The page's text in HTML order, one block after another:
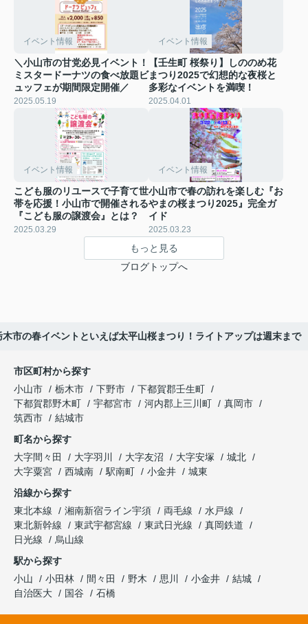
イベント情報
＼小山市の甘党必見イベント！
ミスタードーナツの食べ放題ビ
ュッフェが期間限定開催／
2025.05.19
イベント情報
【壬生町 桜祭り】しののめ花
まつり2025で幻想的な夜桜と
多彩なイベントを満喫！
2025.04.01
イベント情報
こども服のリユースで子育て世
帯を応援！小山市で開催される
『こども服の譲渡会』とは？
2025.03.29
イベント情報
小山市で春の訪れを楽しむ『お
やまの桜まつり2025』完全ガ
イド
2025.03.23
もっと見る
ブログトップへ
木市の春イベントといえば太平山桜まつり！ライトアップは週末まで
市区町村から探す
小山市
栃木市 下野市
下都賀郡壬生町
下都賀郡野木町
宇都宮市 河内郡上三川町
真岡市
筑西市
結城市
町名から探す
大字間々田
大字羽川 大字友沼 大字安塚
城北
大字粟宮
西城南 駅南町 小金井
城東
沿線から探す
東北本線
湘南新宿ライン宇須 両毛線
水戸線
東北新幹線
東武宇都宮線 東武日光線
真岡鉄道
日光線
烏山線
駅から探す
小山
小田林 間々田 野木 思川 小金井
結城
自治医大
国谷 石橋